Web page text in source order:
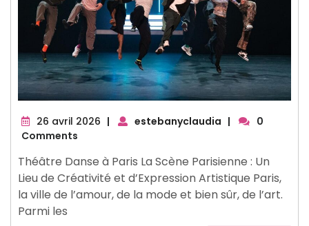
26 avril 2026 26
| estebanyclaudia |
0
Comments
Théâtre Danse à Paris La Scène Parisienne : Un
Lieu de Créativité et d’Expression Artistique Paris,
la ville de l’amour, de la mode et bien sûr, de l’art.
Parmi les